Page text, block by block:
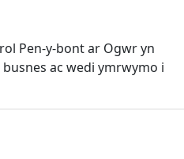
Pen-y-bont ar Ogwr yn
ac wedi ymrwymo i